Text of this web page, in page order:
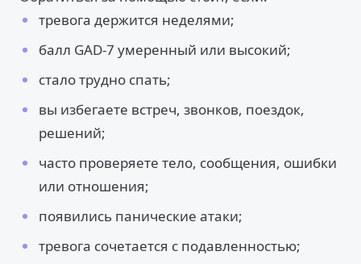
тревога держится неделями;
балл GAD-7 умеренный или высокий;
стало трудно спать;
вы избегаете встреч, звонков, поездок,
решений;
часто проверяете тело, сообщения, ошибки
или отношения;
появились панические атаки;
тревога сочетается с подавленностью;